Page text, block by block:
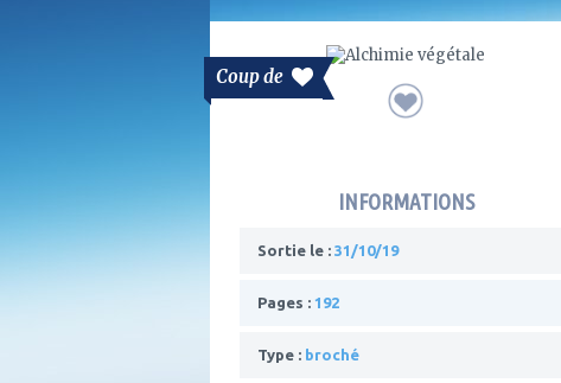
Coup de
INFORMATIONS
Sortie le : 31/10/19
Pages : 192
Type : broché